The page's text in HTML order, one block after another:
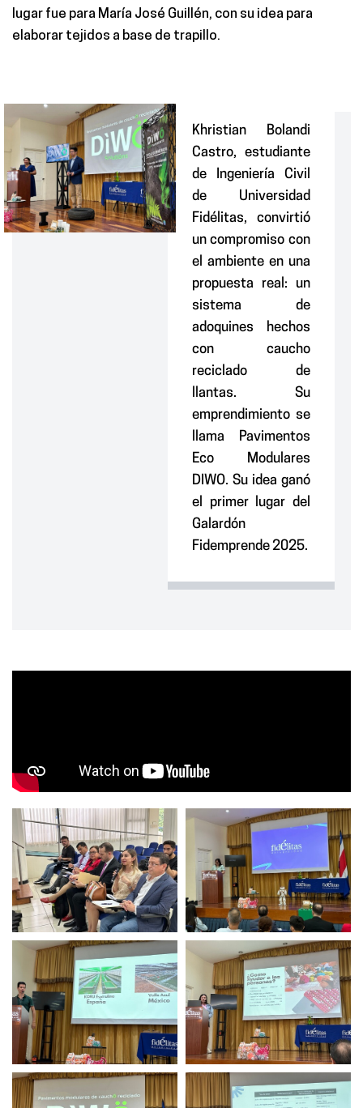
lugar fue para María José Guillén, con su idea para
elaborar tejidos a base de trapillo.
Khristian Bolandi
Castro, estudiante
de Ingeniería Civil
de Universidad
Fidélitas, convirtió
un compromiso con
el ambiente en una
propuesta real: un
sistema de
adoquines hechos
con caucho
reciclado de
llantas. Su
emprendimiento se
llama Pavimentos
Eco Modulares
DIWO. Su idea ganó
el primer lugar del
Galardón
Fidemprende 2025.